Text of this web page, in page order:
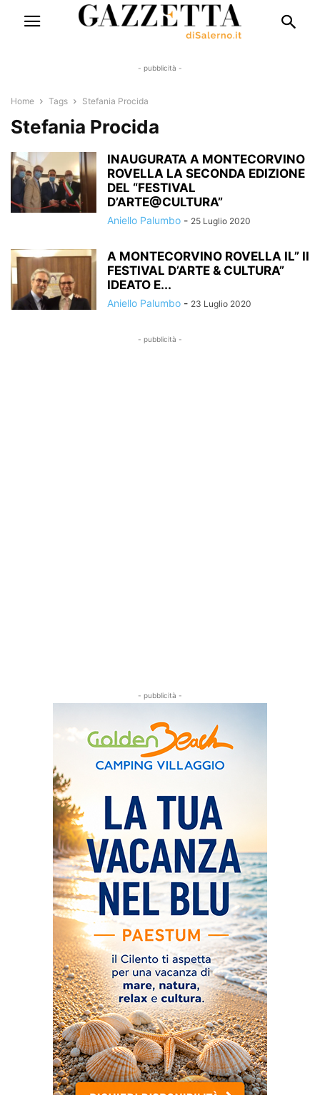
- pubblicità -
Home Tags Stefania Procida
Stefania Procida
INAUGURATA A MONTECORVINO
ROVELLA LA SECONDA EDIZIONE
DEL “FESTIVAL
D’ARTE@CULTURA”
Aniello Palumbo - 25 Luglio 2020
A MONTECORVINO ROVELLA IL” II
FESTIVAL D’ARTE & CULTURA”
IDEATO E...
Aniello Palumbo - 23 Luglio 2020
- pubblicità -
- pubblicità -